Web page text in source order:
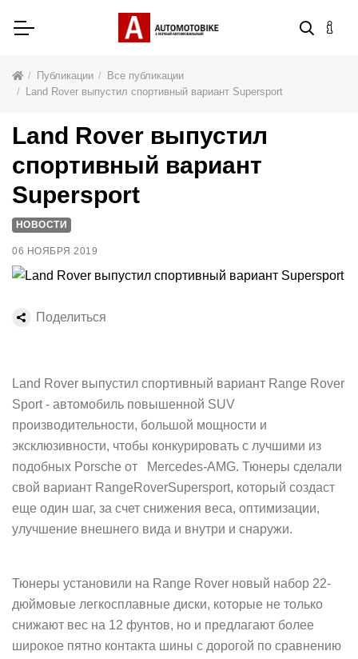
Публикации
Все публикации
Land Rover выпустил спортивный вариант Supersport
Land Rover выпустил спортивный вариант Range Rover
Sport - автомобиль повышенной SUV
производительности, большой мощности и
эксклюзивности, чтобы конкурировать с лучшими из
подобных Porsche oт Mercedes-AMG. Тюнеры сделали
свой вариант RangeRoverSupersport, который создаст
еще один шаг, за счет снижения веса, оптимизации,
улучшение внешнего вида и внутри и снаружи.
Тюнеры установили на Range Rover новый набор 22-
дюймовые легкосплавные диски, которые не только
снижают вес на 12 фунтов, но и предлагают более
широкое пятно контакта шины с дорогой по сравнению
Land Rover выпустил
спортивный вариант
Supersport
НОВОСТИ
06 НОЯБРЯ 2019
Поделиться